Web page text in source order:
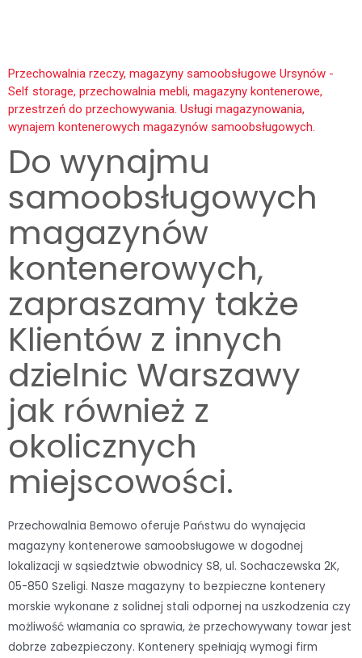
Przechowalnia rzeczy, magazyny samoobsługowe Ursynów -
Self storage, przechowalnia mebli, magazyny kontenerowe,
przestrzeń do przechowywania. Usługi magazynowania,
wynajem kontenerowych magazynów samoobsługowych.
Do wynajmu
samoobsługowych
magazynów
kontenerowych,
zapraszamy także
Klientów z innych
dzielnic Warszawy
jak również z
okolicznych
miejscowości.
Przechowalnia Bemowo oferuje Państwu do wynajęcia
magazyny kontenerowe samoobsługowe w dogodnej
lokalizacji w sąsiedztwie obwodnicy S8, ul. Sochaczewska 2K,
05-850 Szeligi. Nasze magazyny to bezpieczne kontenery
morskie wykonane z solidnej stali odpornej na uszkodzenia czy
możliwość włamania co sprawia, że przechowywany towar jest
dobrze zabezpieczony. Kontenery spełniają wymogi firm